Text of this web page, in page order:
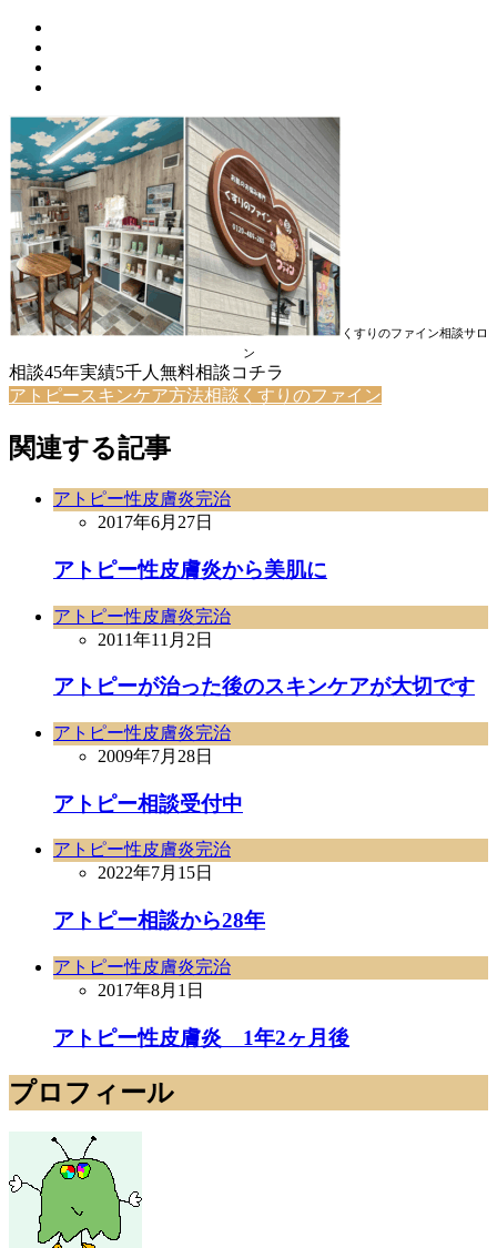
くすりのファイン相談サロ
ン
相談45年実績5千人無料相談コチラ
アトピースキンケア方法相談くすりのファイン
関連する記事
アトピー性皮膚炎完治
2017年6月27日
アトピー性皮膚炎から美肌に
アトピー性皮膚炎完治
2011年11月2日
アトピーが治った後のスキンケアが大切です
アトピー性皮膚炎完治
2009年7月28日
アトピー相談受付中
アトピー性皮膚炎完治
2022年7月15日
アトピー相談から28年
アトピー性皮膚炎完治
2017年8月1日
アトピー性皮膚炎 1年2ヶ月後
プロフィール